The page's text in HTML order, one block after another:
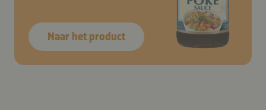
Naar het product